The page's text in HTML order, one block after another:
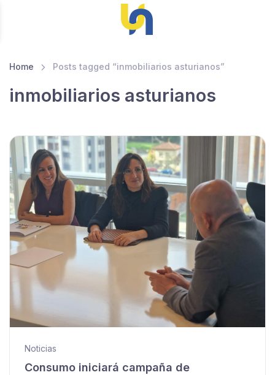
Home Posts tagged “inmobiliarios asturianos”
inmobiliarios asturianos
Noticias
Consumo iniciará campaña de